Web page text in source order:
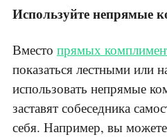
Используйте непрямые
Вместо прямых
показаться лестными или
использовать непрямые
заставят собеседника
себя. Например, вы